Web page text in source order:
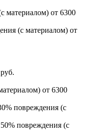
материалом) от 6300
(с материалом) от
от 6300
повреждения (с
повреждения (с